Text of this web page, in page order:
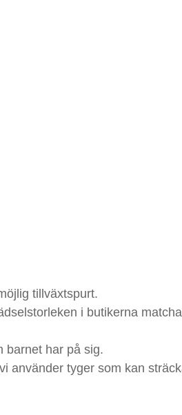
tillväxtspurt.
i butikerna
barnet har på sig.
tyger som kan